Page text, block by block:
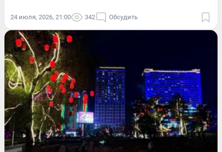
24 июля, 2026, 21:00 342 Обсудить